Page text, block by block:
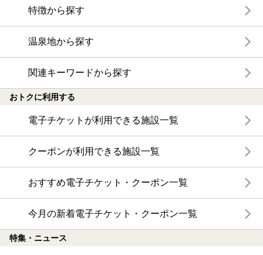
特徴から探す
温泉地から探す
関連キーワードから探す
おトクに利用する
電子チケットが利用できる施設一覧
クーポンが利用できる施設一覧
おすすめ電子チケット・クーポン一覧
今月の新着電子チケット・クーポン一覧
特集・ニュース